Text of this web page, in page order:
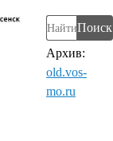
Поиск
Архив:
old.vos-
mo.ru